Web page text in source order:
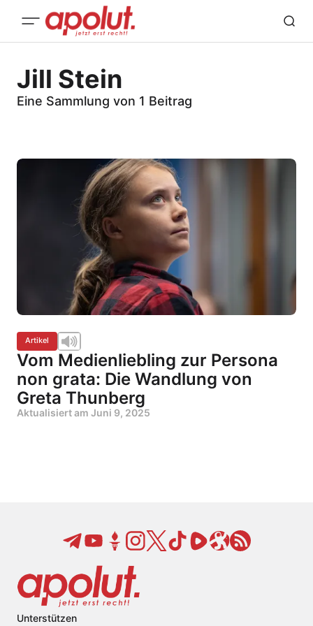
Jill Stein
Eine Sammlung von 1 Beitrag
Artikel
Vom Medienliebling zur Persona
non grata: Die Wandlung von
Greta Thunberg
Aktualisiert am Juni 9, 2025
Unterstützen